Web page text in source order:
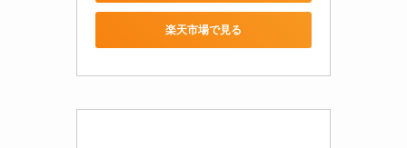
楽天市場で見る